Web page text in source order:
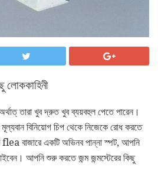
লোককাহিনী
তারা খুব দ্রুত খুব ব্যয়বহুল পেতে পারেন।
বিনিয়োগ চিপ থেকে নিজেকে রোধ করতে
বাজারে একটি অভিনব পান্না স্পট, আপনি
আপনি শুরু করতে জন্ম জন্মস্টেরের কিছু